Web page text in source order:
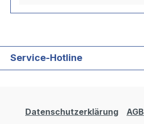
Service-Hotline
Datenschutzerklärung AGB